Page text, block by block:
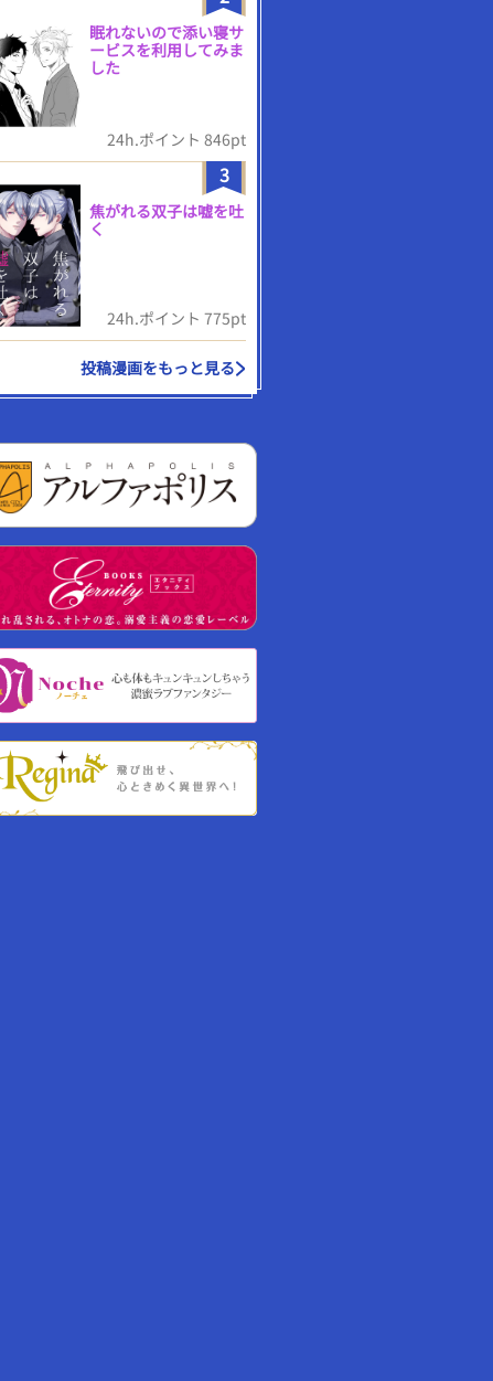
眠れないので添い寝サ
ービスを利用してみま
した
24h.ポイント 846pt
3
焦がれる双子は嘘を吐
く
24h.ポイント 775pt
投稿漫画をもっと見る